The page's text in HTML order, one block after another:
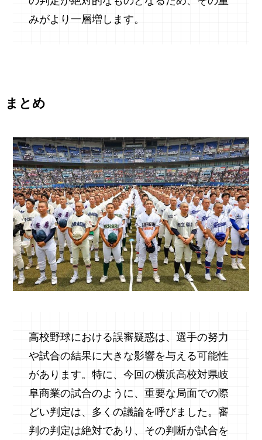
みがより一層増します。
まとめ
高校野球における誤審疑惑は、選手の努力
や試合の結果に大きな影響を与える可能性
があります。特に、今回の横浜高校対県岐
阜商業の試合のように、重要な局面での際
どい判定は、多くの議論を呼びました。審
判の判定は絶対であり、その判断が試合を